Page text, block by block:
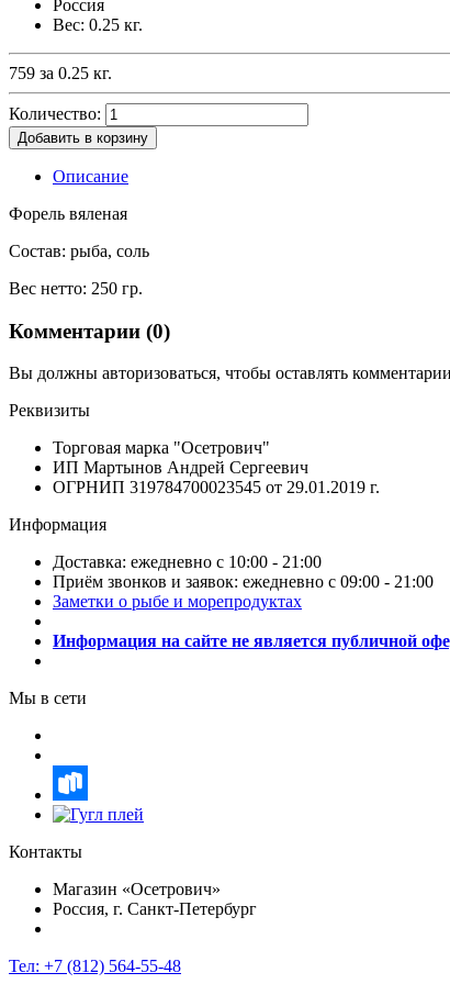
Россия
Вес: 0.25 кг.
759 за 0.25 кг.
Количество:
Добавить в корзину
Описание
Форель вяленая
Состав: рыба, соль
Вес нетто: 250 гр.
Комментарии (0)
Вы должны авторизоваться, чтобы оставлять
Реквизиты
Торговая марка "Осетрович"
ИП Мартынов Андрей Сергеевич
ОГРНИП 319784700023545 от 29.01.2019 г.
Информация
Доставка: ежедневно с 10:00 - 21:00
Приём звонков и заявок: ежедневно с 09:00 - 21:00
Заметки о рыбе и морепродуктах
Информация на сайте не является публичной
Мы в сети
Контакты
Магазин «Осетрович»
Россия, г. Санкт-Петербург
Тел: +7 (812) 564-55-48